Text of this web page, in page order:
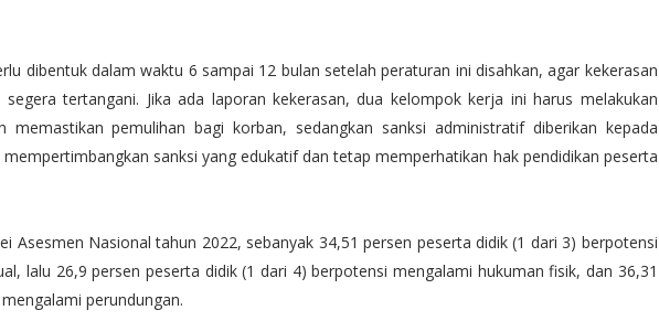
dibentuk dalam waktu 6 sampai 12 bulan setelah peraturan ini disahkan, agar kekerasan
tertangani. Jika ada laporan kekerasan, dua kelompok kerja ini harus melakukan
memastikan pemulihan bagi korban, sedangkan sanksi administratif diberikan kepada
sanksi yang edukatif dan tetap memperhatikan hak pendidikan peserta
Asesmen Nasional tahun 2022, sebanyak 34,51 persen peserta didik (1 dari 3) berpotensi
lalu 26,9 persen peserta didik (1 dari 4) berpotensi mengalami hukuman fisik, dan 36,31
perundungan.